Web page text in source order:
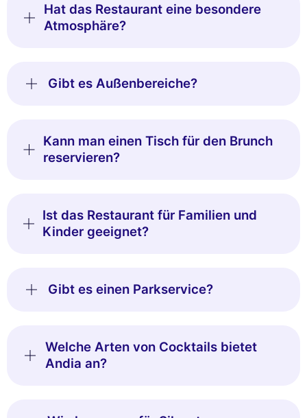
Hat das Restaurant eine besondere
Atmosphäre?
Gibt es Außenbereiche?
Kann man einen Tisch für den Brunch
reservieren?
Ist das Restaurant für Familien und
Kinder geeignet?
Gibt es einen Parkservice?
Welche Arten von Cocktails bietet
Andia an?